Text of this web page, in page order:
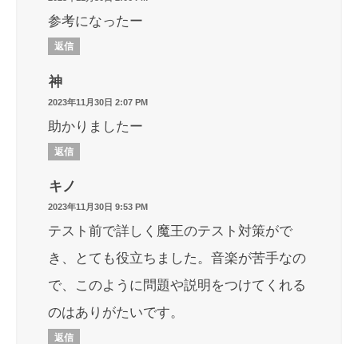
参考になったー
返信
神
2023年11月30日 2:07 PM
助かりましたー
返信
キノ
2023年11月30日 9:53 PM
テスト前で詳しく魔王のテスト対策がで
き、とても役立ちました。音楽が苦手なの
で、このように問題や説明をつけてくれる
のはありがたいです。
返信